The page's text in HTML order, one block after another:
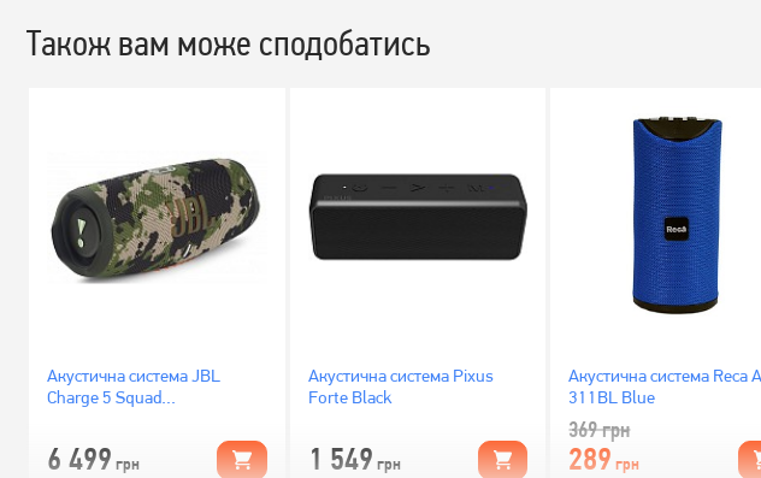
Також вам може сподобатись
Акустична система JBL
Charge 5 Squad
6 499 грн
Акустична система Pixus
Forte Black
1 549 грн
Акустична система Reca
311BL Blue
369грн
289 грн